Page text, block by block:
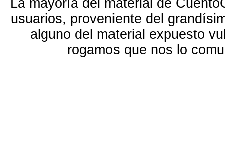
La mayoría del material de
usuarios, proveniente del
alguno del material expuesto
rogamos que nos lo